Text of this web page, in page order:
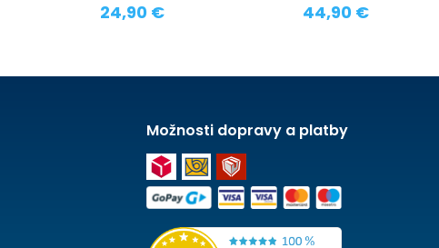
24,90 € 44,90 €
Možnosti dopravy a platby